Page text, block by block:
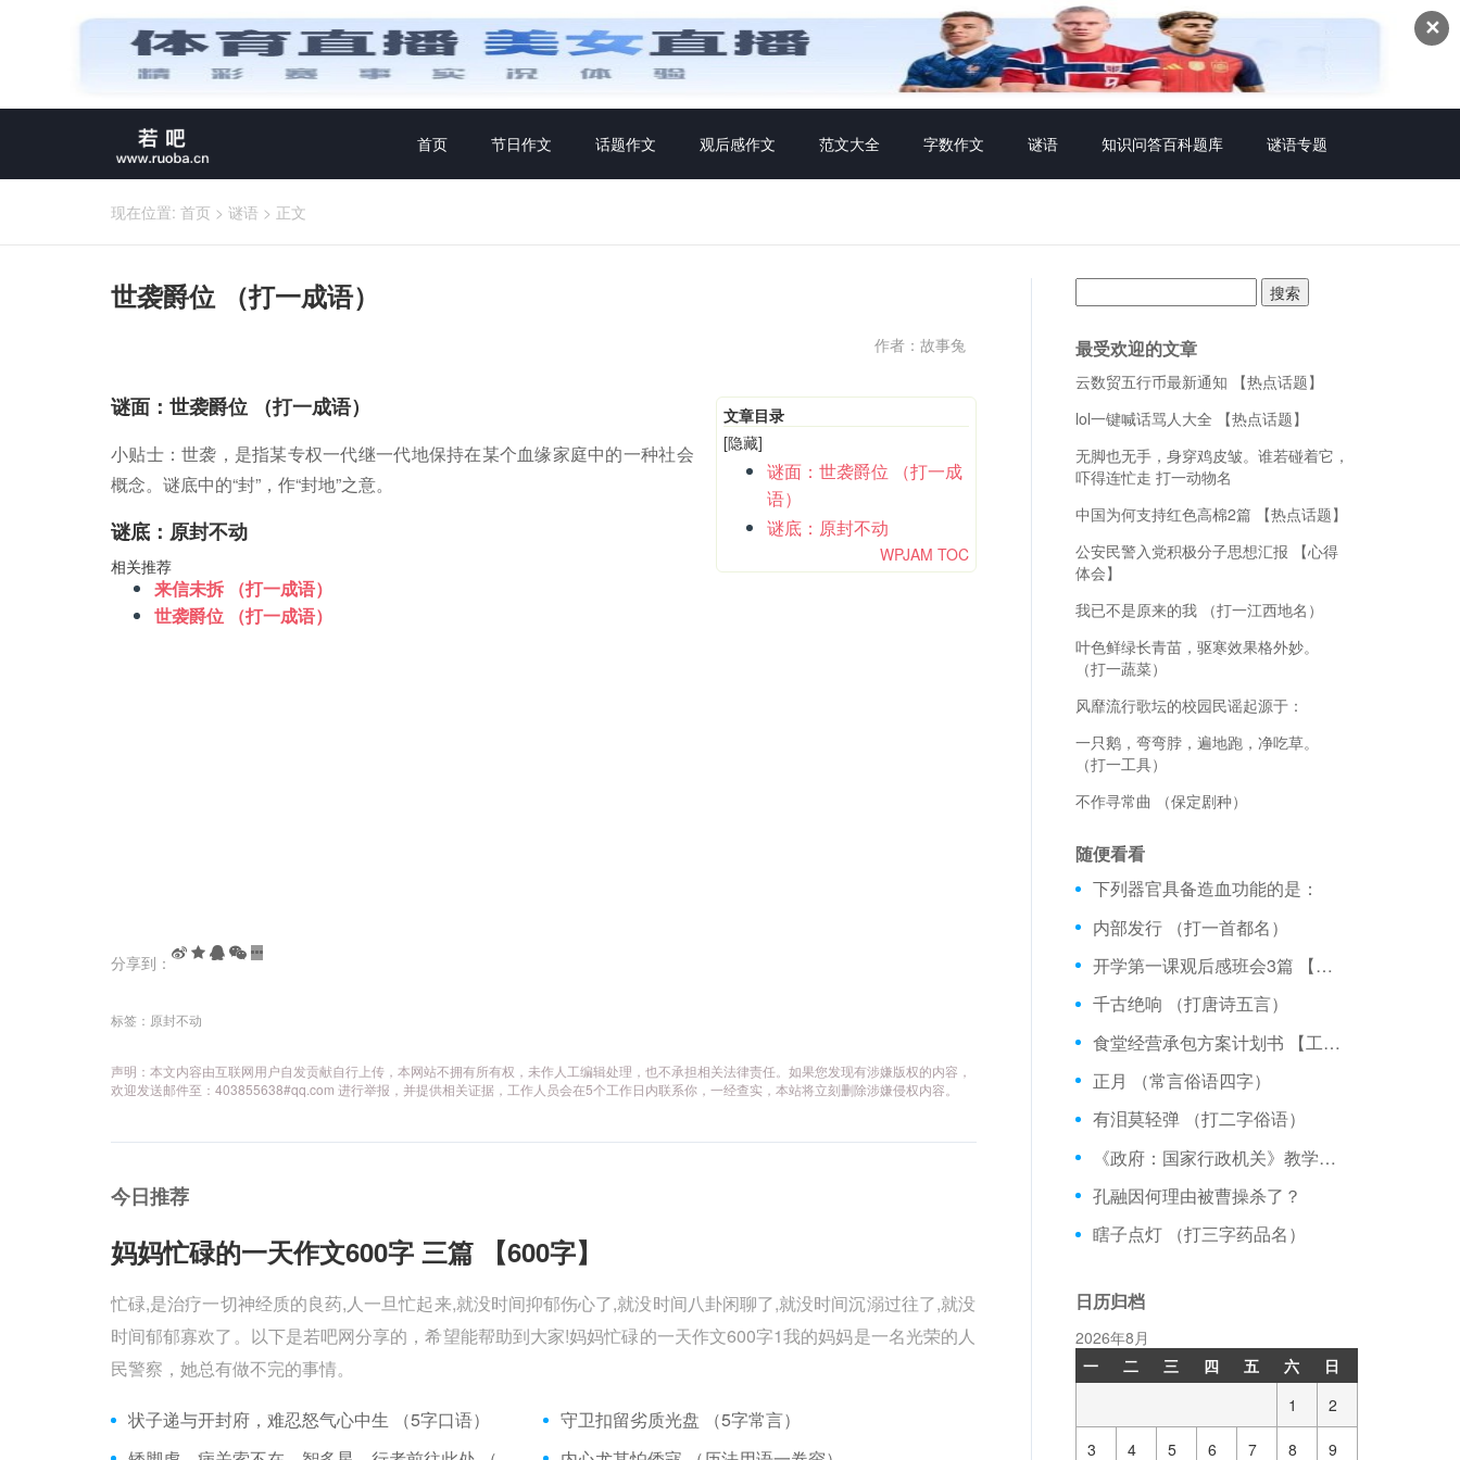
✕
首页 节日作文 话题作文 观后感作文 范文大全 字数作文 谜语 知识问答百科题库 谜语专题
现在位置: 首页 > 谜语 > 正文
世袭爵位 （打一成语）
作者：故事兔
文章目录
[隐藏]
谜面：世袭爵位 （打一成
语）
谜底：原封不动
WPJAM TOC
谜面：世袭爵位 （打一成语）
小贴士：世袭，是指某专权一代继一代地保持在某个血缘家庭中的一种社会
概念。谜底中的“封”，作“封地”之意。
谜底：原封不动
相关推荐
来信未拆 （打一成语）
世袭爵位 （打一成语）
分享到：
标签： 原封不动
声明：本文内容由互联网用户自发贡献自行上传，本网站不拥有所有权，未作人工编辑处理，也不承担相关法律责任。如果您发现有涉嫌版权的内容，
欢迎发送邮件至：403855638#qq.com 进行举报，并提供相关证据，工作人员会在5个工作日内联系你，一经查实，本站将立刻删除涉嫌侵权内容。
今日推荐
妈妈忙碌的一天作文600字 三篇 【600字】
忙碌,是治疗一切神经质的良药,人一旦忙起来,就没时间抑郁伤心了,就没时间八卦闲聊了,就没时间沉溺过往了,就没
时间郁郁寡欢了。以下是若吧网分享的，希望能帮助到大家!妈妈忙碌的一天作文600字1我的妈妈是一名光荣的人
民警察，她总有做不完的事情。
状子递与开封府，难忍怒气心中生 （5字口语）
守卫扣留劣质光盘 （5字常言）
索：
最受欢迎的文章
云数贸五行币最新通知 【热点话题】
lol一键喊话骂人大全 【热点话题】
无脚也无手，身穿鸡皮皱。谁若碰着它，
吓得连忙走 打一动物名
中国为何支持红色高棉2篇 【热点话题】
公安民警入党积极分子思想汇报 【心得
体会】
我已不是原来的我 （打一江西地名）
叶色鲜绿长青苗，驱寒效果格外妙。
（打一蔬菜）
风靡流行歌坛的校园民谣起源于：
一只鹅，弯弯脖，遍地跑，净吃草。
（打一工具）
不作寻常曲 （保定剧种）
随便看看
下列器官具备造血功能的是：
内部发行 （打一首都名）
开学第一课观后感班会3篇 【电视节目观后感】
千古绝响 （打唐诗五言）
食堂经营承包方案计划书 【工作计划】
正月 （常言俗语四字）
有泪莫轻弹 （打二字俗语）
《政府：国家行政机关》教学设计 3篇 【热点话题】
孔融因何理由被曹操杀了？
瞎子点灯 （打三字药品名）
日历归档
2026年8月
一
二 三 四 五 六
日
1
2
3 4 5 6 7 8 9